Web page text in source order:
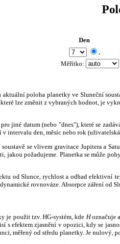
Den
.
Měřítko:
aktuální poloha planetky ve Sluneční
lze změnit z vybraných hodnot, je
jiné datum (nebo "dnes"), které se
intervalu den, měsíc nebo rok
se vlivem gravitace Jupitera a
jakou požadujeme. Planetka se může
od Slunce, rychlost a odhad efektivní
rovnováze. Absorpce záření od
je použit tzv. HG-systém, kde Hoznačuje
s efektem zjasnění v opozici, kdy se
měřený od středu planetky. Je nulový,